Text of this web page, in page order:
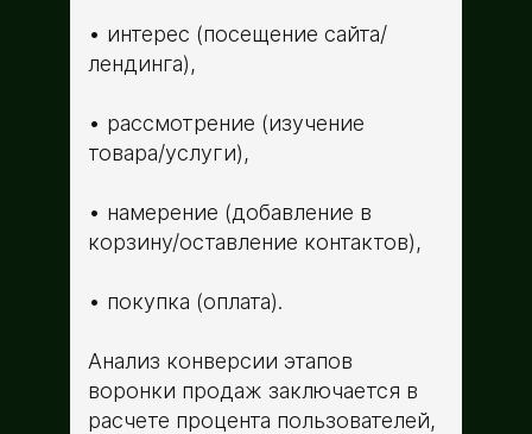
интерес (посещение сайта/
лендинга),
рассмотрение (изучение
товара/услуги),
намерение (добавление в
корзину/оставление контактов),
покупка (оплата).
Анализ конверсии этапов
воронки продаж заключается в
расчете процента пользователей,